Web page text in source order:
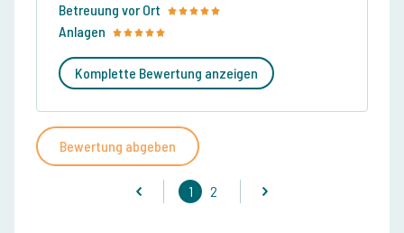
Betreuung vor Ort
Anlagen
Komplette Bewertung anzeigen
Bewertung abgeben
1 2